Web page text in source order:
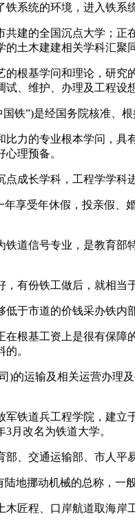
统的环境，进入铁系
的全国沉点大学；正
土木建建相关学科汇聚
基学问和理论，研究
、维护、办理及工程设
”)是经国务院核准、根
的专业根本学问，具
理预备。
长学科，工程学学科
受年休假，投亲假、
信号专业，是教育部
份铁工做后，就相当于
市道的价钱采办铁内
基工资上是很有保障
。
运输及相关运营办理及
道兵工程学院，建立于
月改名为铁道大学。
交通运输部、市人平易
挪动机械的总称，一
程、口岸航道取海岸